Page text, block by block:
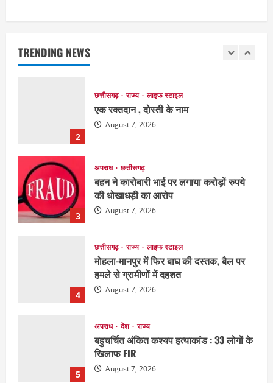
TRENDING NEWS
अपराध छत्तीसगढ़
बहन ने कारोबारी भाई पर लगाया करोड़ों रुपये
छत्तीसगढ़ राज्य लाइफ स्टाइल
मोहला-मानपुर में फिर बाघ की दस्तक, बैल पर
अपराध देश राज्य
बहुचर्चित अंकित कश्यप हत्याकांड : 33 लोगों के
EDUCATION
मैक में इंटीरियर डिजाइन विभाग ने मनाया